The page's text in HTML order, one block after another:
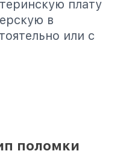
плату
в
или с
поломки